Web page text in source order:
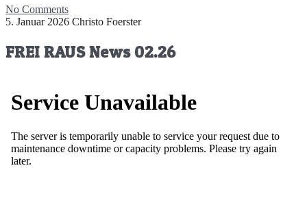
No Comments
5. Januar 2026 Christo Foerster
FREI RAUS News 02.26